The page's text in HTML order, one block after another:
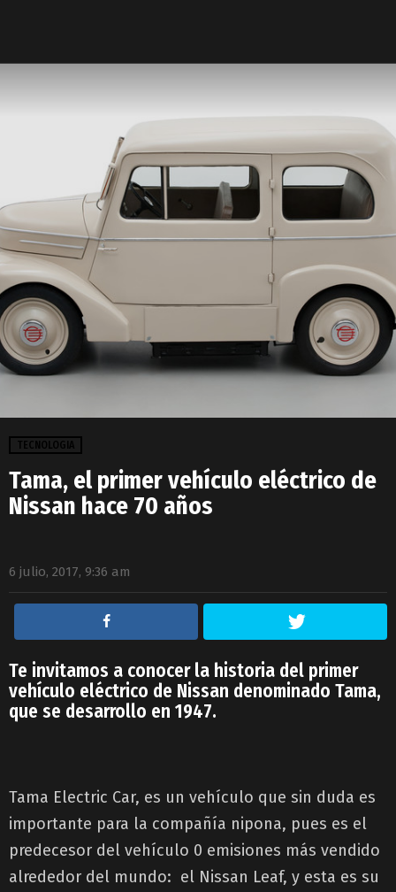
TECNOLOGIA
Tama, el primer vehículo eléctrico de
Nissan hace 70 años
6 julio, 2017, 9:36 am
Te invitamos a conocer la historia del primer
vehículo eléctrico de Nissan denominado Tama,
que se desarrollo en 1947.
Tama Electric Car, es un vehículo que sin duda es
importante para la compañía nipona, pues es el
predecesor del vehículo 0 emisiones más vendido
alrededor del mundo: el Nissan Leaf, y esta es su